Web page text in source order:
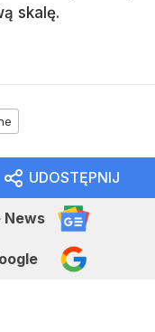
skalę.
UDOSTĘPNIJ
News